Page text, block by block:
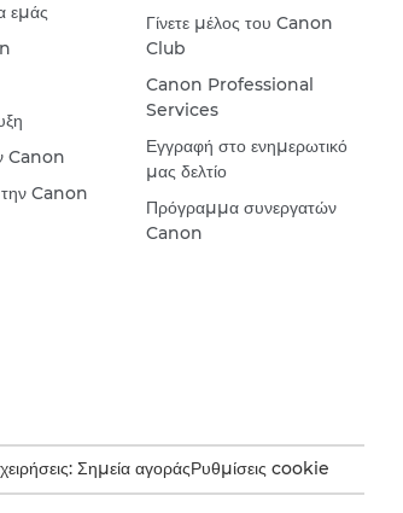
εμάς
Canon
την Canon
Γίνετε μέλος του Canon
Club
Canon Professional
Services
Εγγραφή στο ενημερωτικό
μας δελτίο
Πρόγραμμα συνεργατών
Canon
Σημεία αγοράςΡυθμίσεις cookie